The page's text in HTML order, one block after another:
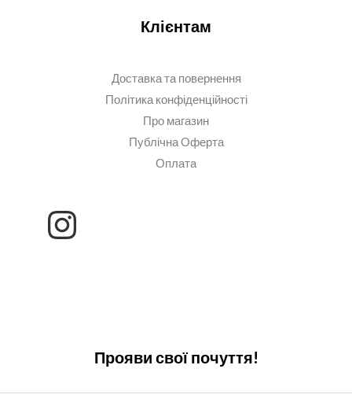
Клієнтам
Доставка та повернення
Політика конфіденційності
Про магазин
Публічна Оферта
Оплата
Прояви свої почуття!